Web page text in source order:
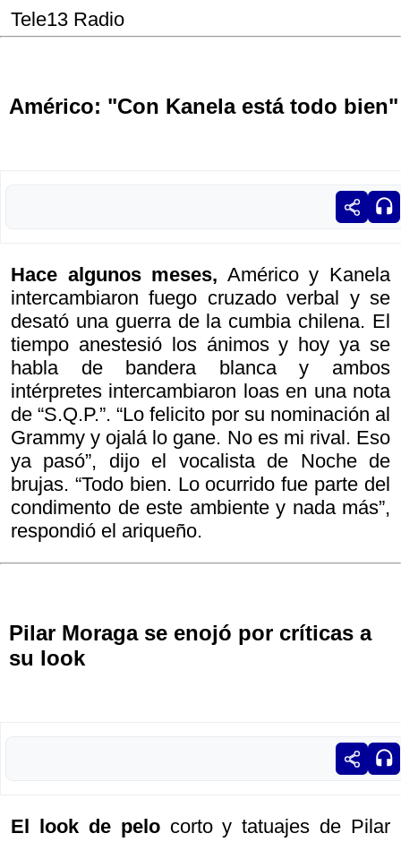
Tele13 Radio
Américo: "Con Kanela está todo bien"
Hace algunos meses, Américo y Kanela
intercambiaron fuego cruzado verbal y se
desató una guerra de la cumbia chilena. El
tiempo anestesió los ánimos y hoy ya se
habla de bandera blanca y ambos
intérpretes intercambiaron loas en una nota
de “S.Q.P.”. “Lo felicito por su nominación al
Grammy y ojalá lo gane. No es mi rival. Eso
ya pasó”, dijo el vocalista de Noche de
brujas. “Todo bien. Lo ocurrido fue parte del
condimento de este ambiente y nada más”,
respondió el ariqueño.
Pilar Moraga se enojó por críticas a
su look
El look de pelocorto y tatuajes de Pilar